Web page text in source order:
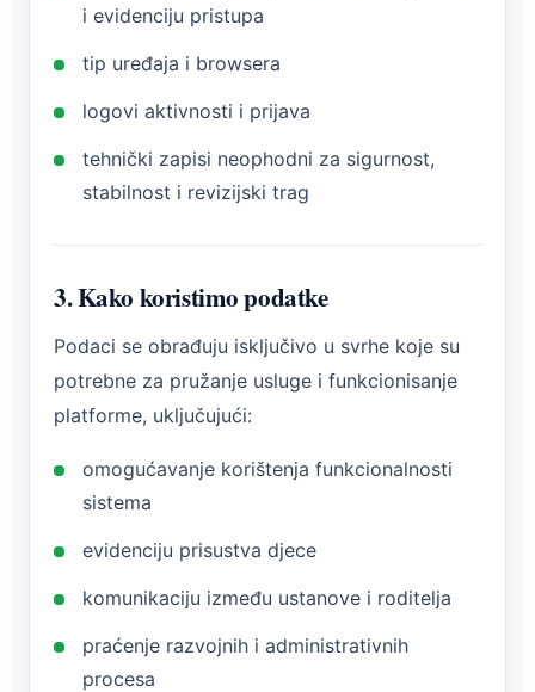
i evidenciju pristupa
tip uređaja i browsera
logovi aktivnosti i prijava
tehnički zapisi neophodni za sigurnost,
stabilnost i revizijski trag
3. Kako koristimo podatke
Podaci se obrađuju isključivo u svrhe koje su
potrebne za pružanje usluge i funkcionisanje
platforme, uključujući:
omogućavanje korištenja funkcionalnosti
sistema
evidenciju prisustva djece
komunikaciju između ustanove i roditelja
praćenje razvojnih i administrativnih
procesa